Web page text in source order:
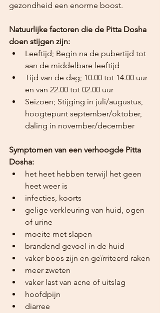
gezondheid een enorme boost.
Natuurlijke factoren die de Pitta Dosha
doen stijgen zijn:
Leeftijd; Begin na de pubertijd tot
aan de middelbare leeftijd
Tijd van de dag; 10.00 tot 14.00 uur
en van 22.00 tot 02.00 uur
Seizoen; Stijging in juli/augustus,
hoogtepunt september/oktober,
daling in november/december
Symptomen van een verhoogde Pitta
Dosha:
het heet hebben terwijl het geen
heet weer is
infecties, koorts
gelige verkleuring van huid, ogen
of urine
moeite met slapen
brandend gevoel in de huid
vaker boos zijn en geïrriteerd raken
meer zweten
vaker last van acne of uitslag
hoofdpijn
diarree